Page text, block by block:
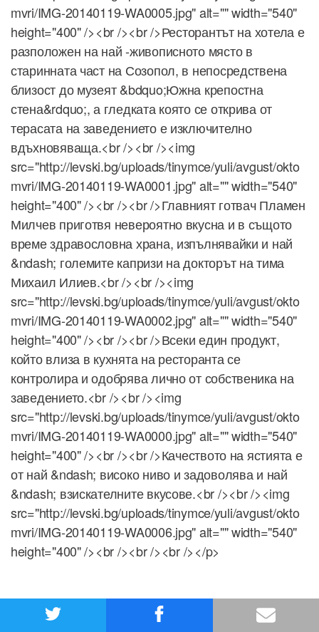
mvri/IMG-20140119-WA0005.jpg" alt="" width="540"
height="400" /><br /><br />Ресторантът на хотела е
разположен на най -живописното място в
старинната част на Созопол, в непосредствена
близост до музеят &bdquo;Южна крепостна
стена&rdquo;, а гледката която се открива от
терасата на заведението е изключително
вдъхновяваща.<br /><br /><img
src="http://levski.bg/uploads/tinymce/yuli/avgust/okto
mvri/IMG-20140119-WA0001.jpg" alt="" width="540"
height="400" /><br /><br />Главният готвач Пламен
Милчев приготвя невероятно вкусна и в същото
време здравословна храна, изпълнявайки и най
&ndash; големите капризи на докторът на тима
Михаил Илиев.<br /><br /><img
src="http://levski.bg/uploads/tinymce/yuli/avgust/okto
mvri/IMG-20140119-WA0002.jpg" alt="" width="540"
height="400" /><br /><br />Всеки един продукт,
който влиза в кухнята на ресторанта се
контролира и одобрява лично от собственика на
заведението.<br /><br /><img
src="http://levski.bg/uploads/tinymce/yuli/avgust/okto
mvri/IMG-20140119-WA0000.jpg" alt="" width="540"
height="400" /><br /><br />Качеството на ястията е
от най &ndash; високо ниво и задоволява и най
&ndash; взискателните вкусове.<br /><br /><img
src="http://levski.bg/uploads/tinymce/yuli/avgust/okto
mvri/IMG-20140119-WA0006.jpg" alt="" width="540"
height="400" /><br /><br /><br /></p>